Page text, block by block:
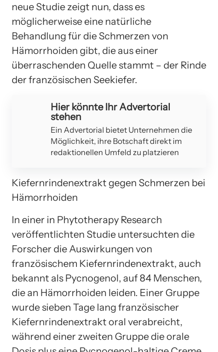
neue Studie zeigt nun, dass es
möglicherweise eine natürliche
Behandlung für die Schmerzen von
Hämorrhoiden gibt, die aus einer
überraschenden Quelle stammt – der Rinde
der französischen Seekiefer.
Hier könnte Ihr Advertorial
stehen
Ein Advertorial bietet Unternehmen die
Möglichkeit, ihre Botschaft direkt im
redaktionellen Umfeld zu platzieren
Kiefernrindenextrakt gegen Schmerzen bei
Hämorrhoiden
In einer in Phytotherapy Research
veröffentlichten Studie untersuchten die
Forscher die Auswirkungen von
französischem Kiefernrindenextrakt, auch
bekannt als Pycnogenol, auf 84 Menschen,
die an Hämorrhoiden leiden. Einer Gruppe
wurde sieben Tage lang französischer
Kiefernrindenextrakt oral verabreicht,
während einer zweiten Gruppe die orale